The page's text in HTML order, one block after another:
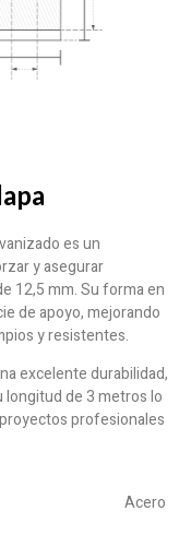
es un
y asegurar
12,5 mm. Su forma en
de apoyo, mejorando
y resistentes.
excelente durabilidad,
longitud de 3 metros lo
profesionales
Acero